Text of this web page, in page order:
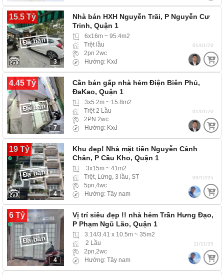
15.5 Tỷ
3
Đã bán
Nhà bán HXH Nguyễn Trãi, P Nguyễn Cư
Trinh, Quận 1
6x16m ~ 95.4m2
Trệt lầu
2pn 2wc
Hướng: Kxđ
01/01/70
4.45 Tỷ
7
Đã bán
Cần bán gấp nhà hẻm Điện Biên Phủ,
ĐaKao, Quận 1
3x5.2m ~ 15.8m2
Trệt 2 Lầu
2PN 2wc
Hướng: Kxđ
01/01/70
19 Tỷ
4
Đã bán
Khu đẹp! Nhà mặt tiền Nguyễn Cảnh
Chân, P Cầu Kho, Quận 1
3x15m ~ 41m2
Trệt, Lửng, 3 lầu, ST
5pn,4wc
Hướng: Tây nam
09/12/25
6 Tỷ
4
Đã bán
Vị trí siêu đẹp !! nhà hẻm Trần Hưng Đạo,
P Phạm Ngũ Lão, Quận 1
3.14/3.41 x 10.5m ~ 35m2
2 Lầu
2pn,2wc
Hướng: Tây nam
11/11/25